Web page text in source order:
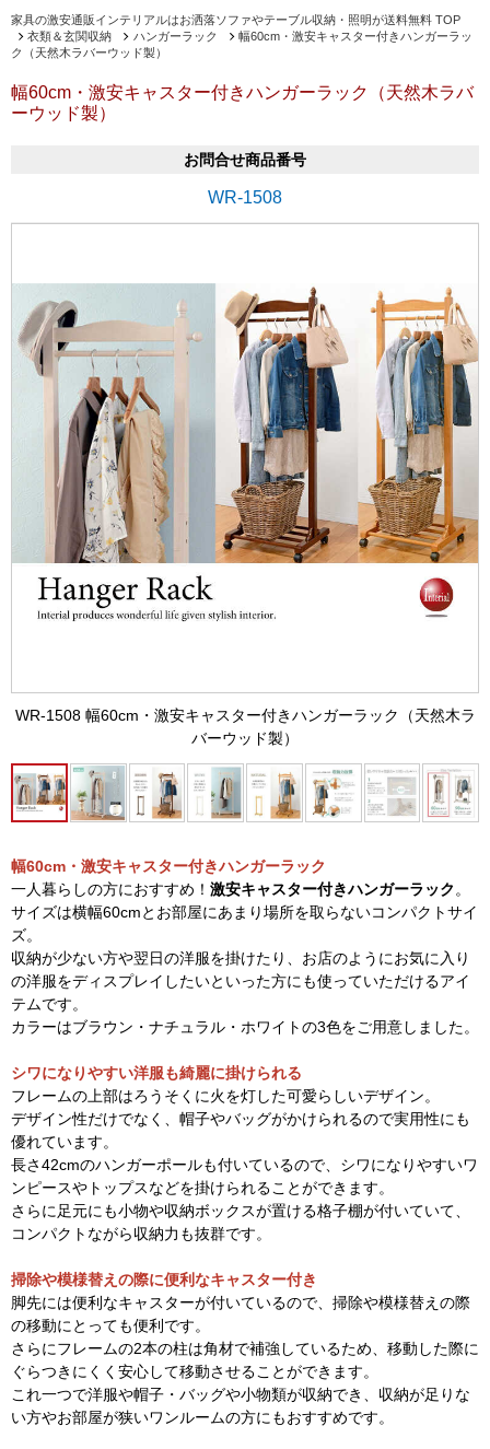
家具の激安通販インテリアルはお洒落ソファやテーブル収納・照明が送料無料 TOP
衣類＆玄関収納
ハンガーラック
幅60cm・激安キャスター付きハンガーラッ
ク（天然木ラバーウッド製）
幅60cm・激安キャスター付きハンガーラック（天然木ラバ
ーウッド製）
お問合せ商品番号
WR-1508
WR-1508 幅60cm・激安キャスター付きハンガーラック（天然木ラ
バーウッド製）
幅60cm・激安キャスター付きハンガーラック
一人暮らしの方におすすめ！ 激安キャスター付きハンガーラック 。
サイズは横幅60cmとお部屋にあまり場所を取らないコンパクトサイ
ズ。
収納が少ない方や翌日の洋服を掛けたり、お店のようにお気に入り
の洋服をディスプレイしたいといった方にも使っていただけるアイ
テムです。
カラーはブラウン・ナチュラル・ホワイトの3色をご用意しました。
シワになりやすい洋服も綺麗に掛けられる
フレームの上部はろうそくに火を灯した可愛らしいデザイン。
デザイン性だけでなく、帽子やバッグがかけられるので実用性にも
優れています。
長さ42cmのハンガーポールも付いているので、シワになりやすいワ
ンピースやトップスなどを掛けられることができます。
さらに足元にも小物や収納ボックスが置ける格子棚が付いていて、
コンパクトながら収納力も抜群です。
掃除や模様替えの際に便利なキャスター付き
脚先には便利なキャスターが付いているので、掃除や模様替えの際
の移動にとっても便利です。
さらにフレームの2本の柱は角材で補強しているため、移動した際に
ぐらつきにくく安心して移動させることができます。
これ一つで洋服や帽子・バッグや小物類が収納でき、収納が足りな
い方やお部屋が狭いワンルームの方にもおすすめです。